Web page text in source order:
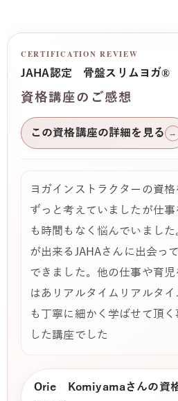
CERTIFICATION REVIEW
JAHA認定 骨盤スリムヨガ®
資格講座のご感想
この資格講座の詳細を見る →
ヨガインストラクターの資
ずっと考えていましたが仕
も時間もなく悩んでいまし
が出来るJAHAさんに出会っ
できました。他の仕事や育
はあリアルタイムリアルタ
も丁寧に細かく学ばせて頂
した講座でした
Orie Komiyamaさんの資